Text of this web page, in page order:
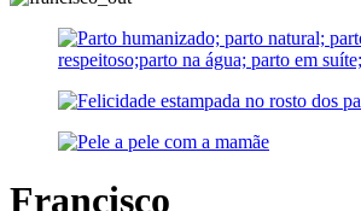
Francisco